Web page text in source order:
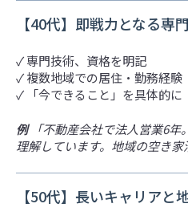
【40代】即戦力となる専
✓ 専門技術、資格を明記
✓ 複数地域での居住・勤務経験
✓ 「今できること」を具体的に
例「不動産会社で法人営業6年
理解しています。地域の空き家
【50代】長いキャリアと